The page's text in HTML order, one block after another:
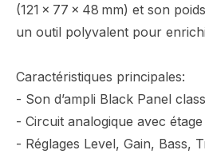
(121 × 77 × 48 mm) et son
un outil polyvalent pour
Caractéristiques principales:
- Son d’ampli Black Panel
- Circuit analogique avec
- Réglages Level, Gain, Bass,